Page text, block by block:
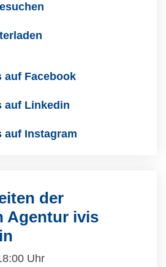
auf Facebook
auf Linkedin
auf Instagram
der
Agentur ivis
Uhr